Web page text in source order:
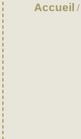
Accueil /